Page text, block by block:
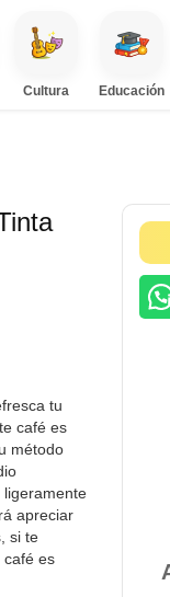
Cultura Educación
tu
café es
método
ligeramente
apreciar
si te
café es